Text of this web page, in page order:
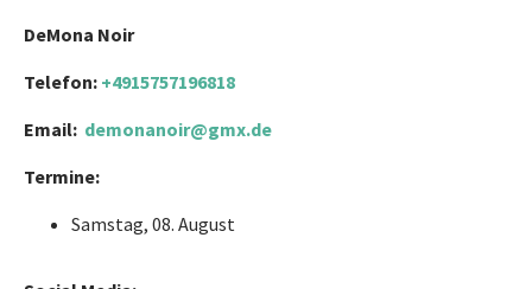
DeMona Noir
Telefon: +4915757196818
Email: demonanoir@gmx.de
Termine:
Samstag, 08. August